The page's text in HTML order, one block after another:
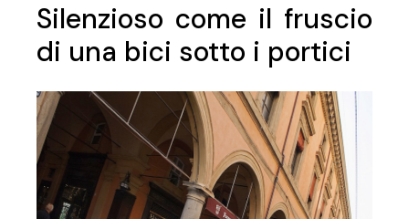
Silenzioso come il fruscio
di una bici sotto i portici